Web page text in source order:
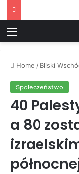
Home / Bliski
Społeczeństwo
40
a 80